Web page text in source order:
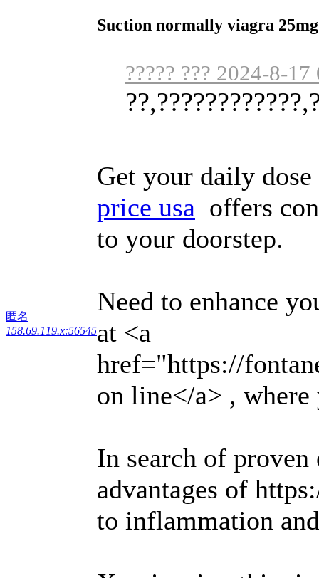
匿名
158.69.119.x:56545
Suction normally viagra
????? ??? 2024-8-
Get your daily
price usa offers
to your doorstep.
Need to enhance
at <a
href="https://
on line</a> ,
In search of
advantages of
to inflammation